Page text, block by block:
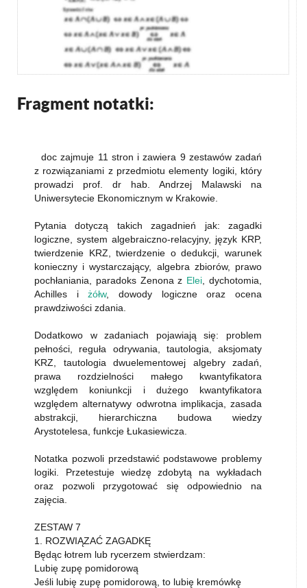
Fragment notatki:
doc zajmuje 11 stron i zawiera 9 zestawów zadań
z rozwiązaniami z przedmiotu elementy logiki, który
prowadzi prof. dr hab. Andrzej Malawski na
Uniwersytecie Ekonomicznym w Krakowie.
Pytania dotyczą takich zagadnień jak: zagadki
logiczne, system algebraiczno-relacyjny, język KRP,
twierdzenie KRZ, twierdzenie o dedukcji, warunek
konieczny i wystarczający, algebra zbiorów, prawo
pochłaniania, paradoks Zenona z Elei , dychotomia,
Achilles iżółw, dowody logiczne oraz ocena
prawdziwości zdania.
Dodatkowo w zadaniach pojawiają się: problem
pełności, reguła odrywania, tautologia, aksjomaty
KRZ, tautologia dwuelementowej algebry zadań,
prawa rozdzielności małego kwantyfikatora
względem koniunkcji i dużego kwantyfikatora
względem alternatywy odwrotna implikacja, zasada
abstrakcji, hierarchiczna budowa wiedzy
Arystotelesa, funkcje Łukasiewicza.
Notatka pozwoli przedstawić podstawowe problemy
logiki. Przetestuje wiedzę zdobytą na wykładach
oraz pozwoli przygotować się odpowiednio na
zajęcia.
ZESTAW 7
1. ROZWIĄZAĆ ZAGADKĘ
Będąc łotrem lub rycerzem stwierdzam:
Lubię zupę pomidorową
Jeśli lubię zupę pomidorową, to lubię kremówkę